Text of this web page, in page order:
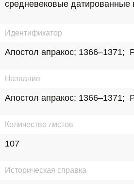
средневековые датированные
Идентификатор
Апостол апракос; 1366–1371;
Название
Апостол апракос; 1366–1371;
Количество листов
107
Историческая справка